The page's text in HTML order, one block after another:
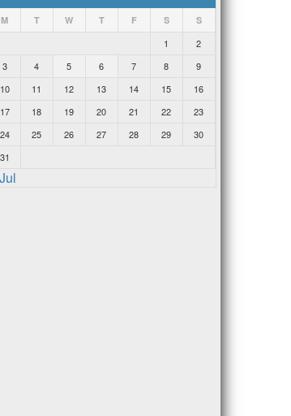
M T W T F S S
1
2
3
4 5 6 7 8
9
10
11 12 13 14 15
16
17
18 19 20 21 22
23
24
25 26 27 28 29
30
31